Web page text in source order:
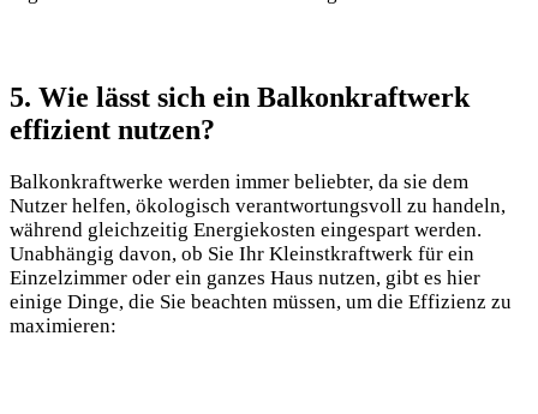
5. Wie lässt sich ein Balkonkraftwerk
effizient nutzen?
Balkonkraftwerke werden immer beliebter, da sie dem
Nutzer helfen, ökologisch verantwortungsvoll zu handeln,
während gleichzeitig Energiekosten eingespart werden.
Unabhängig davon, ob Sie Ihr Kleinstkraftwerk für ein
Einzelzimmer oder ein ganzes Haus nutzen, gibt es hier
einige Dinge, die Sie beachten müssen, um die Effizienz zu
maximieren: